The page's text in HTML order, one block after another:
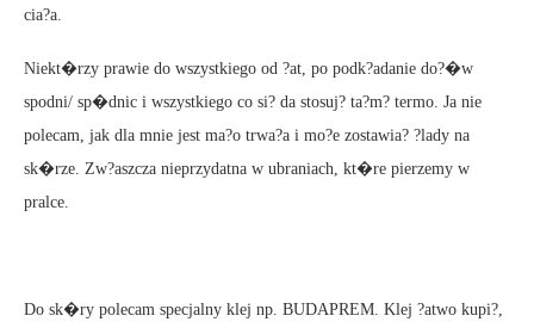
cia?a.
Niekt�rzy prawie do wszystkiego od ?at, po podk?adanie do?�w
spodni/ sp�dnic i wszystkiego co si? da stosuj? ta?m? termo. Ja nie
polecam, jak dla mnie jest ma?o trwa?a i mo?e zostawia? ?lady na
sk�rze. Zw?aszcza nieprzydatna w ubraniach, kt�re pierzemy w
pralce.
Do sk�ry polecam specjalny klej np. BUDAPREM. Klej ?atwo kupi?,